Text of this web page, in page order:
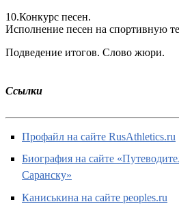
10.Конкурс песен.
Исполнение песен на спортивную
Подведение итогов. Слово жюри.
Ссылки
Профайл на сайте RusAthletics.ru
Биография на сайте
Саранску»
Каниськина на сайте peoples.ru